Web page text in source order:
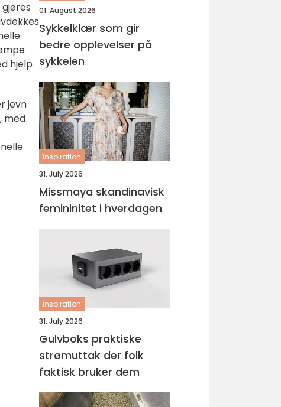
hjelp
jevn
med
01. August 2026
Sykkelklær som gir
bedre opplevelser på
sykkelen
inspiration
31. July 2026
Missmaya skandinavisk
femininitet i hverdagen
inspiration
31. July 2026
Gulvboks praktiske
strømuttak der folk
faktisk bruker dem